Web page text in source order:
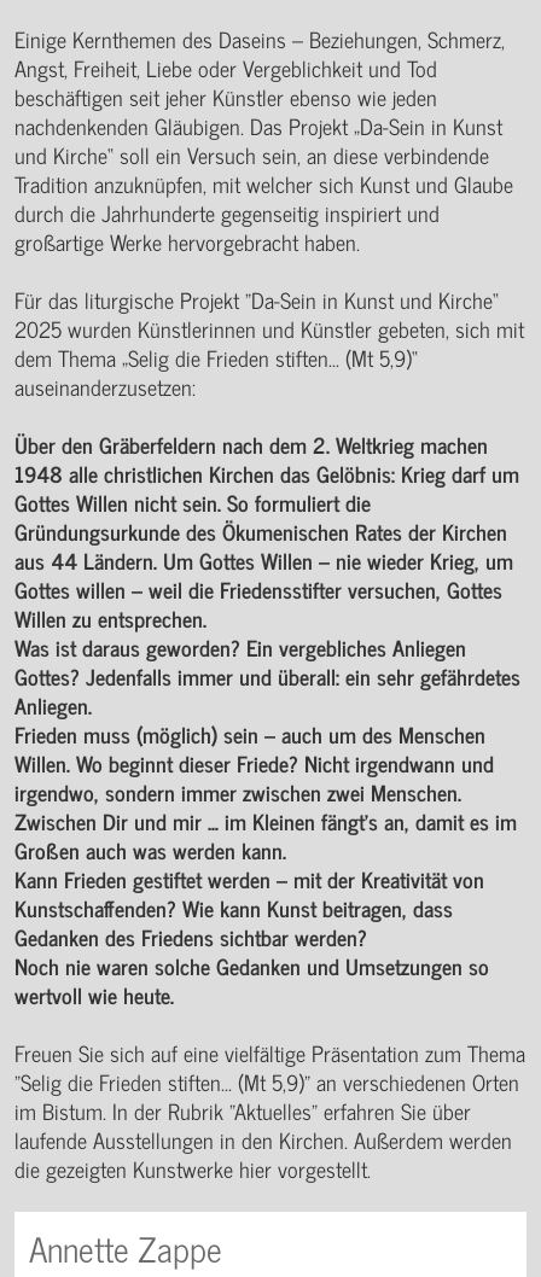
Einige Kernthemen des Daseins – Beziehungen, Schmerz,
Angst, Freiheit, Liebe oder Vergeblichkeit und Tod
beschäftigen seit jeher Künstler ebenso wie jeden
nachdenkenden Gläubigen. Das Projekt „Da-Sein in Kunst
und Kirche“ soll ein Versuch sein, an diese verbindende
Tradition anzuknüpfen, mit welcher sich Kunst und Glaube
durch die Jahrhunderte gegenseitig inspiriert und
großartige Werke hervorgebracht haben.
Für das liturgische Projekt "Da-Sein in Kunst und Kirche“
2025 wurden Künstlerinnen und Künstler gebeten, sich mit
dem Thema „Selig die Frieden stiften... (Mt 5,9)“
auseinanderzusetzen:
Über den Gräberfeldern nach dem 2. Weltkrieg machen
1948 alle christlichen Kirchen das Gelöbnis: Krieg darf um
Gottes Willen nicht sein. So formuliert die
Gründungsurkunde des Ökumenischen Rates der Kirchen
aus 44 Ländern. Um Gottes Willen – nie wieder Krieg, um
Gottes willen – weil die Friedensstifter versuchen, Gottes
Willen zu entsprechen.
Was ist daraus geworden? Ein vergebliches Anliegen
Gottes? Jedenfalls immer und überall: ein sehr gefährdetes
Anliegen.
Frieden muss (möglich) sein – auch um des Menschen
Willen. Wo beginnt dieser Friede? Nicht irgendwann und
irgendwo, sondern immer zwischen zwei Menschen.
Zwischen Dir und mir … im Kleinen fängt’s an, damit es im
Großen auch was werden kann.
Kann Frieden gestiftet werden – mit der Kreativität von
Kunstschaffenden? Wie kann Kunst beitragen, dass
Gedanken des Friedens sichtbar werden?
Noch nie waren solche Gedanken und Umsetzungen so
wertvoll wie heute.
Freuen Sie sich auf eine vielfältige Präsentation zum Thema
"Selig die Frieden stiften... (Mt 5,9)" an verschiedenen Orten
im Bistum. In der Rubrik "Aktuelles" erfahren Sie über
laufende Ausstellungen in den Kirchen. Außerdem werden
die gezeigten Kunstwerke hier vorgestellt.
Annette Zappe